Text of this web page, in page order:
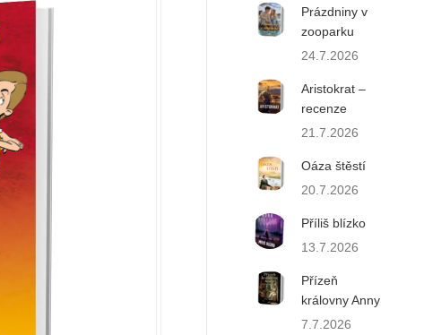
Prázdniny v
zooparku
24.7.2026
Aristokrat –
recenze
21.7.2026
Oáza štěstí
20.7.2026
Příliš blízko
13.7.2026
Přízeň
královny Anny
7.7.2026